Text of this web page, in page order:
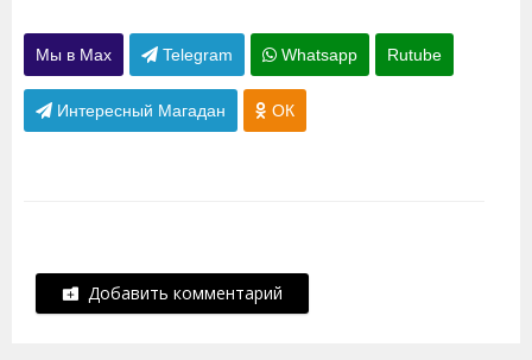
Мы в Max Telegram Whatsapp Rutube
Интересный Магадан ОК
Добавить комментарий